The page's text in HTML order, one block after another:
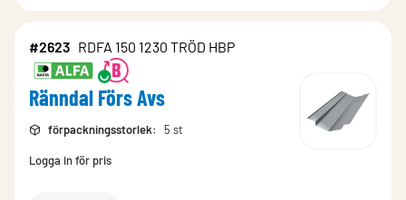
#2623 RDFA 150 1230 TRÖD HBP
Ränndal Förs Avs
förpackningsstorlek: 5 st
Logga in för pris